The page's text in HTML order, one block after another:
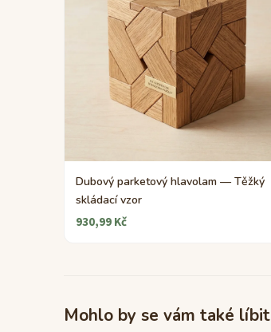
Dubový parketový hlavolam — Těžký
skládací vzor
930,99 Kč
Mohlo by se vám také líbit